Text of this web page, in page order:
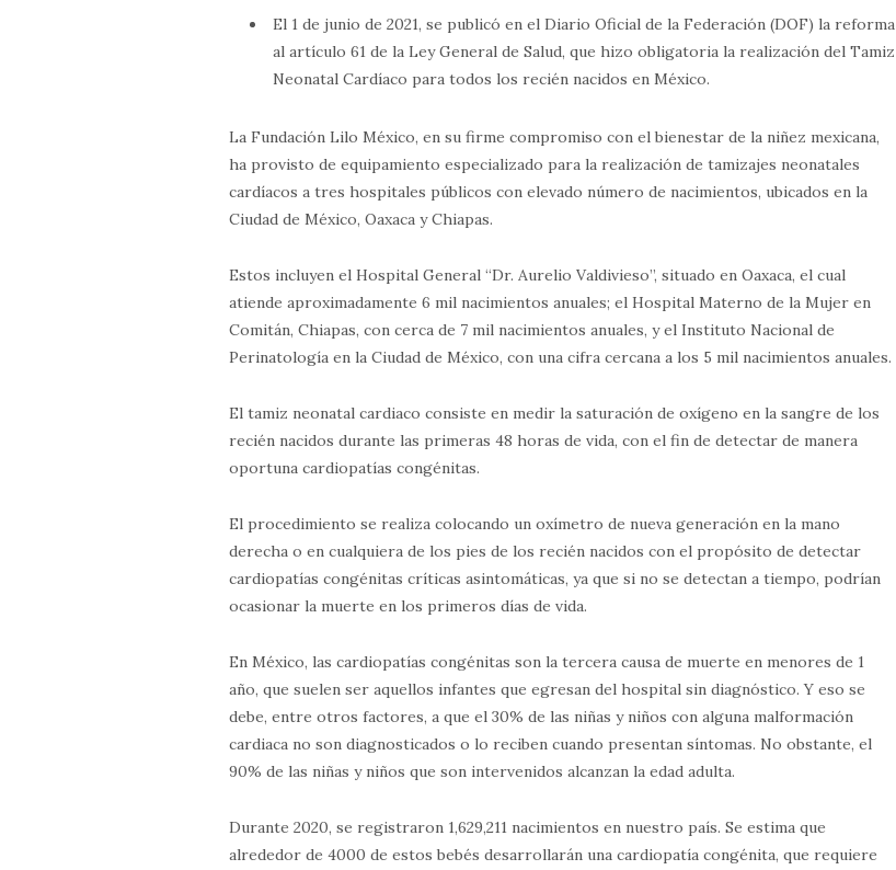
El 1 de junio de 2021, se publicó en el Diario Oficial de la Federación (DOF) la reforma
al artículo 61 de la Ley General de Salud, que hizo obligatoria la realización del Tamiz
Neonatal Cardíaco para todos los recién nacidos en México.
La Fundación Lilo México, en su firme compromiso con el bienestar de la niñez mexicana,
ha provisto de equipamiento especializado para la realización de tamizajes neonatales
cardíacos a tres hospitales públicos con elevado número de nacimientos, ubicados en la
Ciudad de México, Oaxaca y Chiapas.
Estos incluyen el Hospital General “Dr. Aurelio Valdivieso”, situado en Oaxaca, el cual
atiende aproximadamente 6 mil nacimientos anuales; el Hospital Materno de la Mujer en
Comitán, Chiapas, con cerca de 7 mil nacimientos anuales, y el Instituto Nacional de
Perinatología en la Ciudad de México, con una cifra cercana a los 5 mil nacimientos anuales.
El tamiz neonatal cardiaco consiste en medir la saturación de oxígeno en la sangre de los
recién nacidos durante las primeras 48 horas de vida, con el fin de detectar de manera
oportuna cardiopatías congénitas.
El procedimiento se realiza colocando un oxímetro de nueva generación en la mano
derecha o en cualquiera de los pies de los recién nacidos con el propósito de detectar
cardiopatías congénitas críticas asintomáticas, ya que si no se detectan a tiempo, podrían
ocasionar la muerte en los primeros días de vida.
En México, las cardiopatías congénitas son la tercera causa de muerte en menores de 1
año, que suelen ser aquellos infantes que egresan del hospital sin diagnóstico. Y eso se
debe, entre otros factores, a que el 30% de las niñas y niños con alguna malformación
cardiaca no son diagnosticados o lo reciben cuando presentan síntomas. No obstante, el
90% de las niñas y niños que son intervenidos alcanzan la edad adulta.
Durante 2020, se registraron 1,629,211 nacimientos en nuestro país. Se estima que
alrededor de 4000 de estos bebés desarrollarán una cardiopatía congénita, que requiere